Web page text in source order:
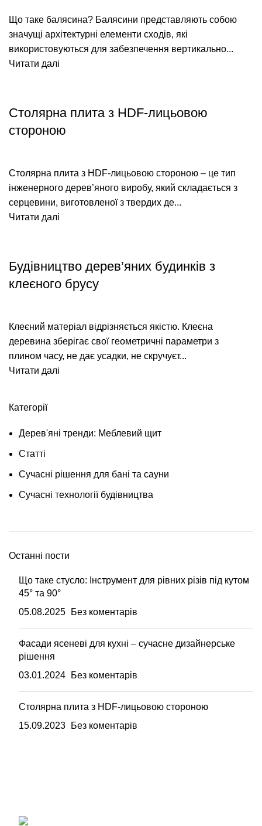
Що таке балясина? Балясини представляють собою
значущі архітектурні елементи сходів, які
використовуються для забезпечення вертикально...
Читати далі
Столярна плита з HDF-лицьовою
стороною
Столярна плита з HDF-лицьовою стороною – це тип
інженерного дерев’яного виробу, який складається з
серцевини, виготовленої з твердих де...
Читати далі
Будівництво дерев’яних будинків з
клеєного брусу
Клеєний матеріал відрізняється якістю. Клеєна
деревина зберігає свої геометричні параметри з
плином часу, не дає усадки, не скручуєт...
Читати далі
Категорії
Дерев'яні тренди: Меблевий щит
Статті
Сучасні рішення для бані та сауни
Сучасні технології будівництва
Останні пости
Що таке стусло: Інструмент для рівних різів під кутом
45° та 90°
05.08.2025
Без коментарів
Фасади ясеневі для кухні – сучасне дизайнерське
рішення
03.01.2024
Без коментарів
Столярна плита з HDF-лицьовою стороною
15.09.2023
Без коментарів